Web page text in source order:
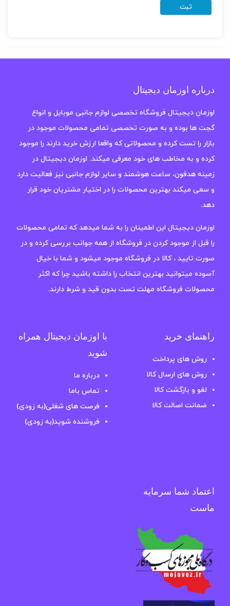
درباره اوزمان دیجیتال
اوزمان دیجیتال فروشگاه تخصصی لوازم جانبی موبایل و انواع
گجت ها بوده و به صورت تخصصی تمامی محصولات موجود در
بازار را تست کرده و محصولاتی که واقعا ارزش خرید دارند را موجود
کرده و به مخاطب های خود معرفی میکند. اوزمان دیجیتال در
زمینه هدفون، ساعت هوشمند و سایر لوازم جانبی نیز فعالیت دارد
و سعی میکند بهترین محصولات را در اختیار مشتریان خود قرار
دهد.
اوزمان دیجیتال این اطمینان را به شما میدهد که تمامی محصولات
را قبل از موجود کردن در فروشگاه از همه جوانب بررسی کرده و در
صورت تایید ، کالا در فروشگاه موجود میشود و شما با خیال
آسوده میتوانید بهترین انتخاب را داشته باشید چرا که اکثر
محصولات فروشگاه مهلت تست بدون قید و شرط دارند.
راهنمای خرید
روش های پرداخت
روش های ارسال کالا
لغو و بازگشت کالا
ضمانت اصالت کالا
با اوزمان دیجیتال همراه
شوید
درباره ما
تماس باما
فرصت های شغلی(به زودی)
فروشنده شوید(به زودی)
اعتماد شما سرمایه
ماست